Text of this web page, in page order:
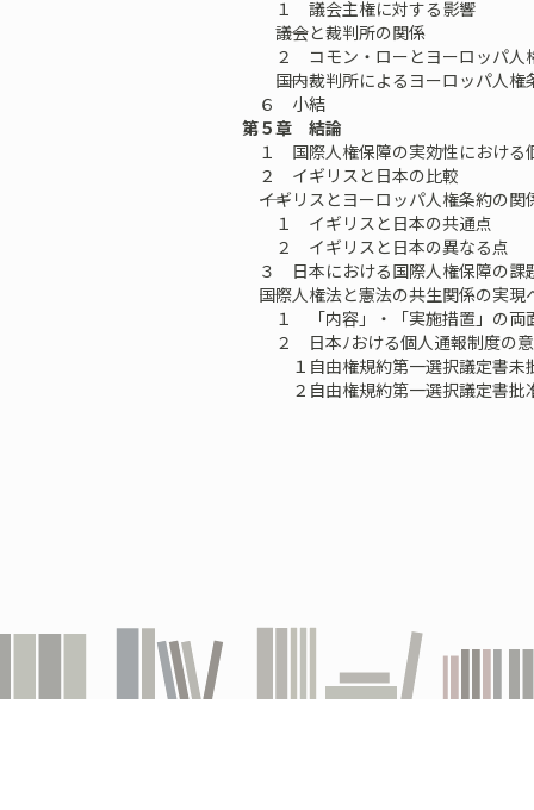
１ 議会主権に対する影響
――議会と裁判所の関係
２ コモン・ローとヨーロッパ人
――国内裁判所によるヨーロッパ人権
６ 小結
第５章 結論
１ 国際人権保障の実効性における
２ イギリスと日本の比較
――イギリスとヨーロッパ人権条約の
１ イギリスと日本の共通点
２ イギリスと日本の異なる点
３ 日本における国際人権保障の課
――国際人権法と憲法の共生関係の実現
１ 「内容」・「実施措置」の両
２ 日本ﾉおける個人通報制度の
１自由権規約第一選択議定書未
２自由権規約第一選択議定書批